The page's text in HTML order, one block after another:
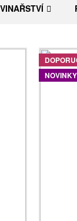
VINAŘSTVÍ
NOVINKY